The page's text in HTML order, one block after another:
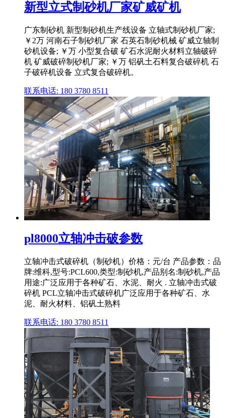
新型立式制砂机厂家矿威矿机
广东制砂机 新型制砂机生产线设备 立轴式制砂机厂家;
￥2万 河南石子制砂机厂家 石英石制砂机械 矿威立轴制
砂机设备; ￥万 小型复合破 矿石水泥耐火材料立轴破碎
机 矿威破碎制砂机厂家; ￥万 铝矾土石料复合破碎机 石
子破碎机设备 立式复合破碎机。
联系电话: 180 3780 8511
pl8000立轴冲击破参数
立轴冲击式破碎机（制砂机）价格：元/台 产品参数：品
牌:维科,型号:PCL600,类型:制砂机,产品别名:制砂机,产品
用途:广泛应用于各种矿石、水泥、耐火 . 立轴冲击式破
碎机 PCL立轴冲击式破碎机广泛应用于各种矿石、水
泥、耐火材料、铝矾土熟料
联系电话: 180 3780 8511